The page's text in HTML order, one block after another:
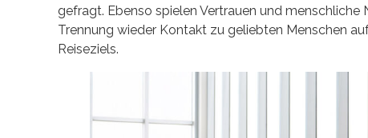
gefragt. Ebenso spielen Vertrauen und
Trennung wieder Kontakt zu geliebten Menschen
Reiseziels.